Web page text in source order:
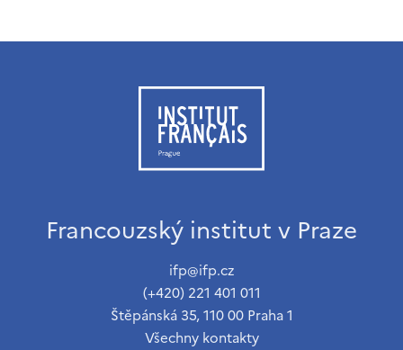
Francouzský institut v Praze
ifp@ifp.cz
(+420) 221 401 011
Štěpánská 35, 110 00 Praha 1
Všechny kontakty